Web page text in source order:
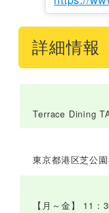
詳細情報
Terrace Dining
東京都港区芝公
【月～金】 11